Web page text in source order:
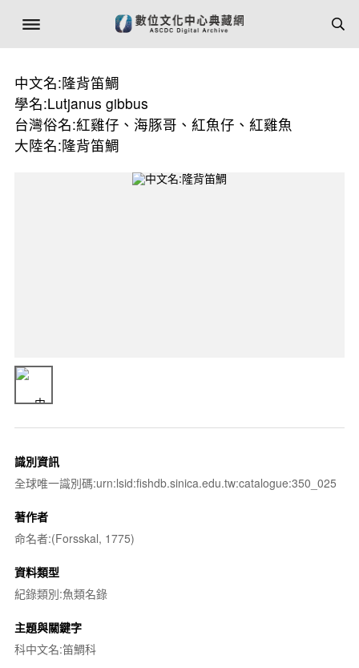
中文名:隆背笛鯛
學名:Lutjanus gibbus
台灣俗名:紅雞仔、海豚哥、紅魚仔、紅雞魚
大陸名:隆背笛鯛
識別資訊
全球唯一識別碼:urn:lsid:fishdb.sinica.edu.tw:catalogue:350_025
著作者
命名者:(Forsskal, 1775)
資料類型
紀錄類別:魚類名錄
主題與關鍵字
科中文名:笛鯛科